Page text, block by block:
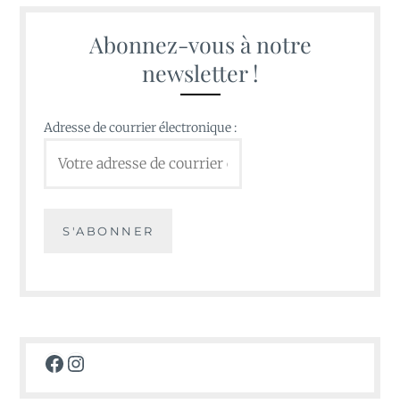
Abonnez-vous à notre
newsletter !
Adresse de courrier électronique :
Facebook
Instagram